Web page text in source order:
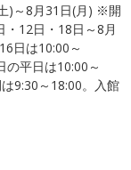
)～8月31日(月) ※開
12日・18日～8月
日は10:00～
の平日は10:00～
9:30～18:00。入館